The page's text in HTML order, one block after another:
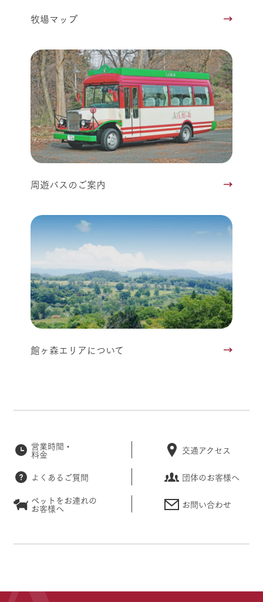
牧場マップ
周遊バスのご案内
館ヶ森エリアについて
営業時間・
料金 交通アクセス
よくあるご質問
団体のお客様へ
ペットをお連れの
お客様へ お問い合わせ